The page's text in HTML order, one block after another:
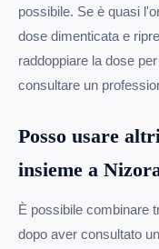
possibile. Se è quasi
dose dimenticata e
raddoppiare la dose
consultare un
Posso usare
insieme a
È possibile combinare
dopo aver consultato